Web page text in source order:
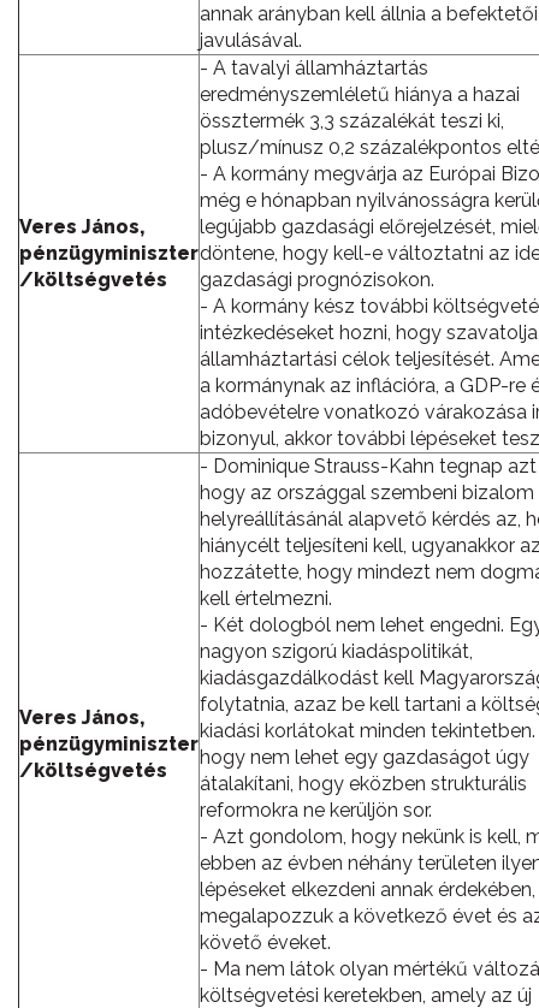
annak arányban kell állnia a
javulásával.
Veres János,
pénzügyminiszter
/költségvetés
- A tavalyi államháztartás
eredményszemléletű hiánya a hazai
össztermék 3,3 százalékát teszi ki,
plusz/mínusz 0,2 százalékpontos
- A kormány megvárja az Európai
még e hónapban nyilvánosságra
legújabb gazdasági előrejelzését,
döntene, hogy kell-e változtatni az
gazdasági prognózisokon.
- A kormány kész további
intézkedéseket hozni, hogy
államháztartási célok teljesítését.
a kormánynak az inflációra, a GDP-re
adóbevételre vonatkozó várakozása
bizonyul, akkor további lépéseket
Veres János,
pénzügyminiszter
/költségvetés
- Dominique Strauss-Kahn tegnap
hogy az országgal szembeni bizalom
helyreállításánál alapvető kérdés az,
hiánycélt teljesíteni kell, ugyanakkor
hozzátette, hogy mindezt nem
kell értelmezni.
- Két dologból nem lehet engedni.
nagyon szigorú kiadáspolitikát,
kiadásgazdálkodást kell
folytatnia, azaz be kell tartani a
kiadási korlátokat minden tekintetben.
hogy nem lehet egy gazdaságot úgy
átalakítani, hogy eközben strukturális
reformokra ne kerüljön sor.
- Azt gondolom, hogy nekünk is kell,
ebben az évben néhány területen
lépéseket elkezdeni annak
megalapozzuk a következő évet és
követő éveket.
- Ma nem látok olyan mértékű
költségvetési keretekben, amely az új